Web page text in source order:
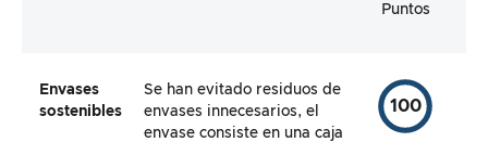
Puntos
Envases
sostenibles
Se han evitado residuos de
envases innecesarios, el
envase consiste en una caja
100